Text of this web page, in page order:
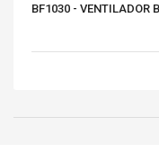
BF1030 - VENTILADOR